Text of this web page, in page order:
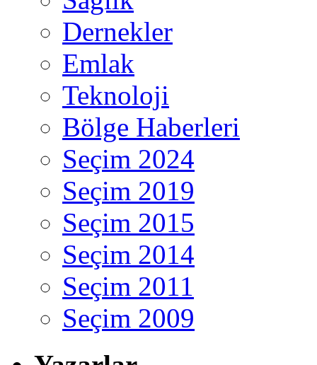
Dernekler
Emlak
Teknoloji
Bölge Haberleri
Seçim 2024
Seçim 2019
Seçim 2015
Seçim 2014
Seçim 2011
Seçim 2009